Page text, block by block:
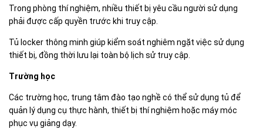
Trong phòng thí nghiệm, nhiều thiết bị yêu cầu người sử dụng
phải được cấp quyền trước khi truy cập.
Tủ locker thông minh giúp kiểm soát nghiêm ngặt việc sử dụng
thiết bị, đồng thời lưu lại toàn bộ lịch sử truy cập.
Trường học
Các trường học, trung tâm đào tạo nghề có thể sử dụng tủ để
quản lý dụng cụ thực hành, thiết bị thí nghiệm hoặc máy móc
phục vụ giảng dạy.